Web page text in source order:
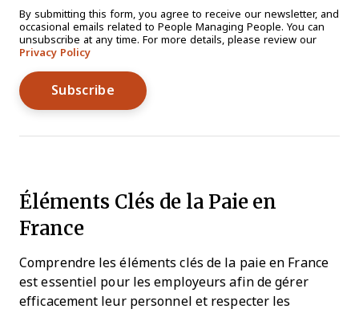
By submitting this form, you agree to receive our newsletter, and
occasional emails related to People Managing People. You can
unsubscribe at any time. For more details, please review our
Privacy Policy
Éléments Clés de la Paie en
France
Comprendre les éléments clés de la paie en France
est essentiel pour les employeurs afin de gérer
efficacement leur personnel et respecter les